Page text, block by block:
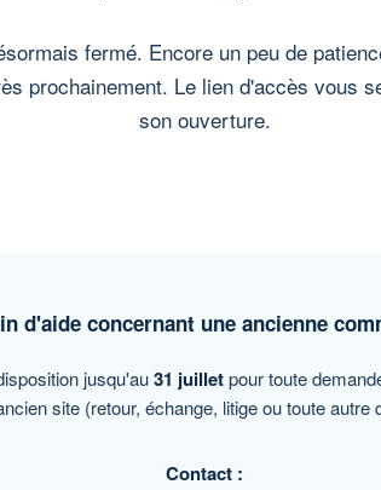
fermé. Encore un peu de
prochainement. Le lien d'accès vous
son ouverture.
d'aide concernant une ancienne
jusqu'au31 juilletpour toute
site (retour, échange, litige ou toute autre
Contact :